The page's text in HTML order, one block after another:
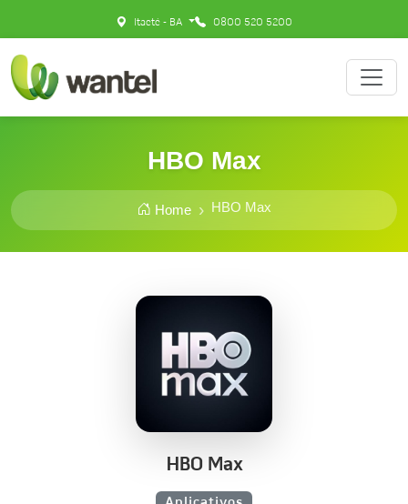
Itaeté - BA 0800 520 5200
HBO Max
Home HBO Max
HBO Max